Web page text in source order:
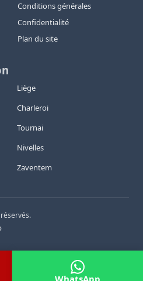
Conditions générales
Confidentialité
Plan du site
Liège
Charleroi
Tournai
Nivelles
Zaventem